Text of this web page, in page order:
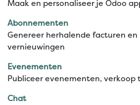
Maak en personaliseer je Odoo
Abonnementen
Genereer herhalende facturen en
vernieuwingen
Evenementen
Publiceer evenementen, verkoop
Chat